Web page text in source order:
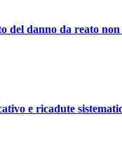
del danno da reato
e ricadute